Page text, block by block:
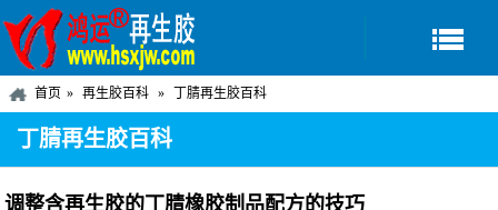
首页 再生胶百科 丁腈再生胶百科
丁腈再生胶百科
调整含再生胶的丁腈橡胶制品配方的技巧